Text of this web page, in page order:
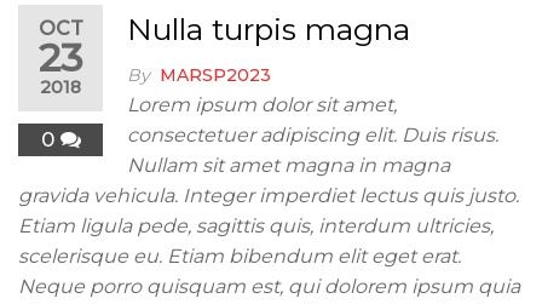
OCT
23
2018
0
Nulla turpis magna
By MARSP2023
Lorem ipsum dolor sit amet,
consectetuer adipiscing elit. Duis risus.
Nullam sit amet magna in magna
gravida vehicula. Integer imperdiet lectus quis justo.
Etiam ligula pede, sagittis quis, interdum ultricies,
scelerisque eu. Etiam bibendum elit eget erat.
Neque porro quisquam est, qui dolorem ipsum quia